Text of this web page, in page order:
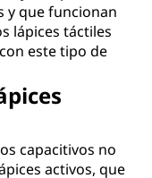
y que funcionan
lápices táctiles
este tipo de
capacitivos no
activos, que